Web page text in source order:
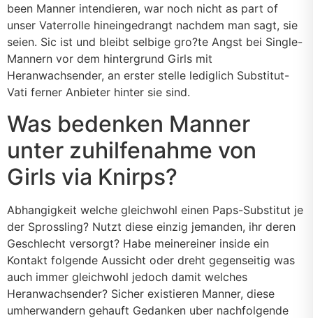
been Manner intendieren, war noch nicht as part of
unser Vaterrolle hineingedrangt nachdem man sagt, sie
seien. Sic ist und bleibt selbige gro?te Angst bei Single-
Mannern vor dem hintergrund Girls mit
Heranwachsender, an erster stelle lediglich Substitut-
Vati ferner Anbieter hinter sie sind.
Was bedenken Manner
unter zuhilfenahme von
Girls via Knirps?
Abhangigkeit welche gleichwohl einen Paps-Substitut je
der Sprossling? Nutzt diese einzig jemanden, ihr deren
Geschlecht versorgt? Habe meinereiner inside ein
Kontakt folgende Aussicht oder dreht gegenseitig was
auch immer gleichwohl jedoch damit welches
Heranwachsender? Sicher existieren Manner, diese
umherwandern gehauft Gedanken uber nachfolgende